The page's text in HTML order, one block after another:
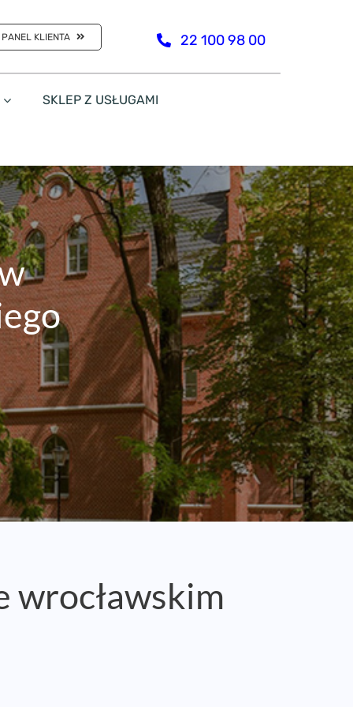
PANEL KLIENTA 22 100 98 00
SKLEP Z USŁUGAMI
wrocławskim